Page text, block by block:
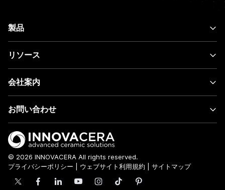
製品
リソース
会社案内
お問い合わせ
© 2026 INNOVACERA All rights reserved.
プライバシーポリシー
ウェブサイト利用規約 サイトマップ